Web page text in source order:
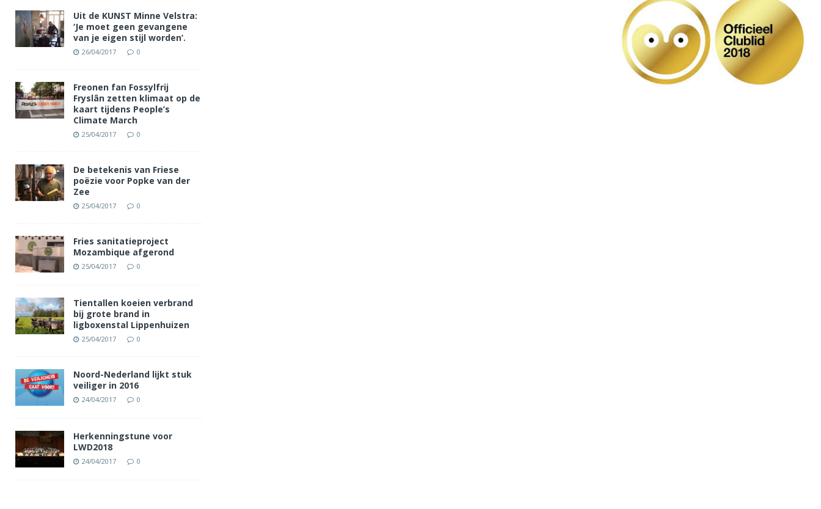
Uit de KUNST Minne Velstra:
‘Je moet geen gevangene
van je eigen stijl worden’.
26/04/2017 0
Freonen fan Fossylfrij
Fryslân zetten klimaat op de
kaart tijdens People’s
Climate March
25/04/2017 0
De betekenis van Friese
poëzie voor Popke van der
Zee
25/04/2017 0
Fries sanitatieproject
Mozambique afgerond
25/04/2017 0
Tientallen koeien verbrand
bij grote brand in
ligboxenstal Lippenhuizen
25/04/2017 0
Noord-Nederland lijkt stuk
veiliger in 2016
24/04/2017 0
Herkenningstune voor
LWD2018
24/04/2017 0